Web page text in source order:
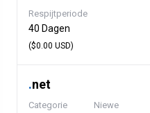
Respijtperiode
40 Dagen
($0.00 USD)
.net
Categorie
Niewe